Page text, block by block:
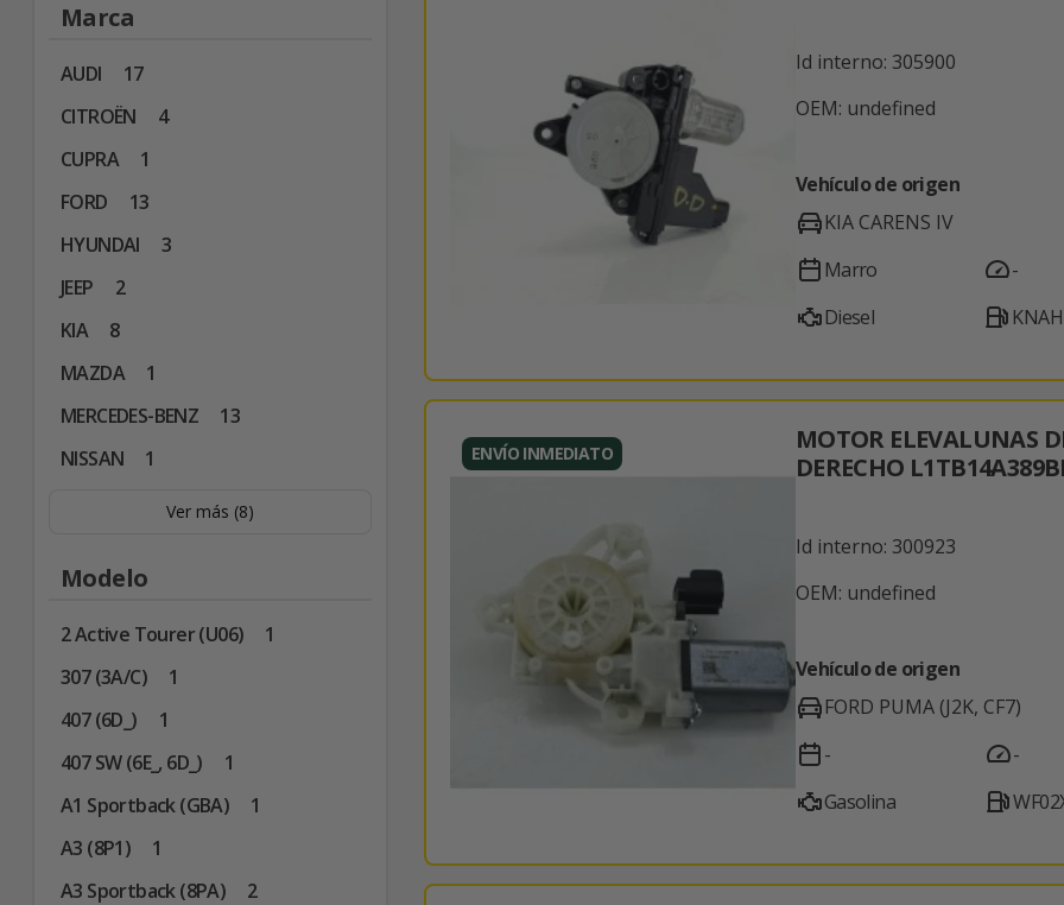
Marca
AUDI
17
CITROËN
4
CUPRA
1
FORD
13
HYUNDAI
3
JEEP
2
KIA
8
MAZDA
1
MERCEDES-BENZ
13
NISSAN
1
Ver más (8)
Modelo
2 Active Tourer (U06)
1
307 (3A/C)
1
407 (6D_)
1
407 SW (6E_, 6D_)
1
A1 Sportback (GBA)
1
A3 (8P1)
1
A3 Sportback (8PA)
2
Id interno: 305900
OEM: undefined
Vehículo de origen
KIA CARENS IV
Marro
Diesel
-
ENVÍO INMEDIATO
MOTOR ELEVALUNAS
DERECHO
Id interno: 300923
OEM: undefined
Vehículo de origen
FORD PUMA (J2K, CF7)
-
Gasolina
-